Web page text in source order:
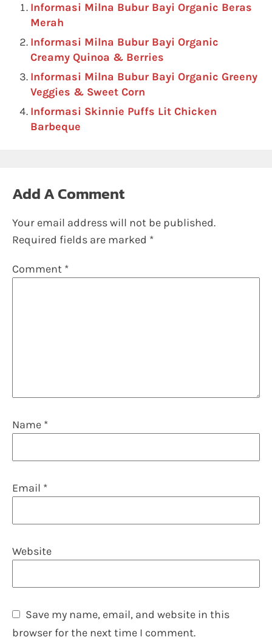
Informasi Milna Bubur Bayi Organic Beras
Merah
Informasi Milna Bubur Bayi Organic
Creamy Quinoa & Berries
Informasi Milna Bubur Bayi Organic Greeny
Veggies & Sweet Corn
Informasi Skinnie Puffs Lit Chicken
Barbeque
Add A Comment
Your email address will not be published.
Required fields are marked *
Comment *
Name *
Email *
Website
Save my name, email, and website in this
browser for the next time I comment.